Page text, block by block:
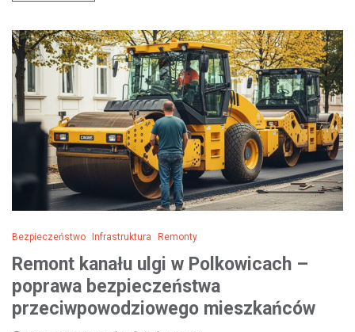
Bezpieczeństwo Infrastruktura Remonty
Remont kanału ulgi w Polkowicach –
poprawa bezpieczeństwa
przeciwpowodziowego mieszkańców